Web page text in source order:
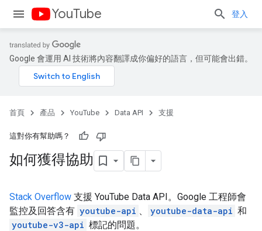
YouTube 登入
Google 會運用 AI 技術將內容翻譯成你偏好的語言，但可能會出錯。
首頁 產品 YouTube Data API 支援
這對你有幫助嗎？
如何獲得協助
Stack Overflow 支援 YouTube Data API。Google 工程師會
監控及回答含有 youtube-api 、 youtube-data-api 和
youtube-v3-api 標記的問題。